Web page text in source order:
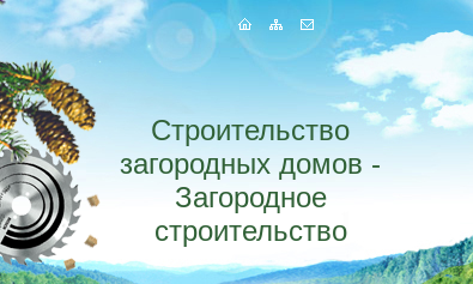
Строительство
загородных домов -
Загородное
строительство